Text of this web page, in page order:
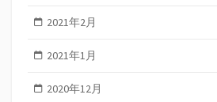
2021年2月
2021年1月
2020年12月